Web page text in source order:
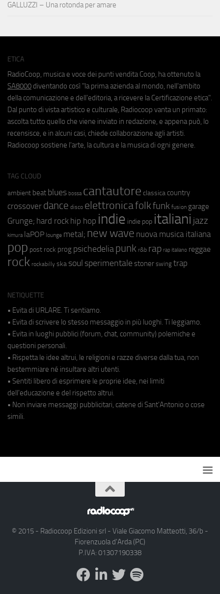
GALLUZZI – Una rotonda per amare
ETICA
RadioCoop, musica e voce dei punti vendita Coop, ha ottenuto la
SA8000 diventando così "la prima azienda al mondo, nell'ambito
della comunicazione e dell'editoria, a ricevere la Certificazione etica".
Dal punto di vista artistico e culturale, Radiocoop vanta un primato:
ascolta tutto quello che viene inviato in redazione, e appena può, lo
recensisce, e in alcuni casi, chiede collaborazione agli artisti.
Radiocoop sostiene l'arte, la cultura e la musica di ogni genere.
TAG CLOUD
ambient beat blues bossa cantautore classica country
crossover dance disco elettronicafolkfunk fusion garage
Grunge; hard rock hip hop indie indie pop italiani jazz
kimura laPOP lounge metal; new wave nuova musica italiana
pop post rock prog psichedeliapunk r&b rap rap italiano reggae
rock rockabilly ska soul sperimentale stoner swing trap
NETIQUETTE
• Evita di URLARE. Ti sentiamo.
• Evita di scrivere lo stesso messaggio in più luoghi. Ti leggiamo.
• Evita in luoghi pubblici (forum, chat, community) polemiche e
questioni personali.
• Rispetta le idee altrui, le religioni e razze diverse dalla tua, non
bestemmiare né insultare altri utenti.
• Sentiti libero di esprimere le proprie idee, nei limiti
dell'educazione e del rispetto altrui.
• Non inviare messaggi pubblicitari, catene di Sant'Antonio o cose
simili.
© 2015 - Radiocoop Edizioni srl - Viale Giacomo Matteotti, 36/b -
Fiorenzuola d'Arda (PC)
P.IVA: 01307190338